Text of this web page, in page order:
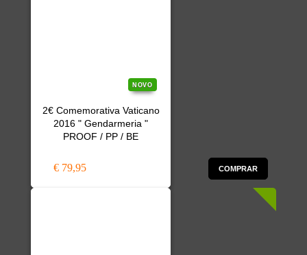
NOVO
2€ Comemorativa Vaticano
2016 " Gendarmeria "
PROOF / PP / BE
€ 79,95 COMPRAR